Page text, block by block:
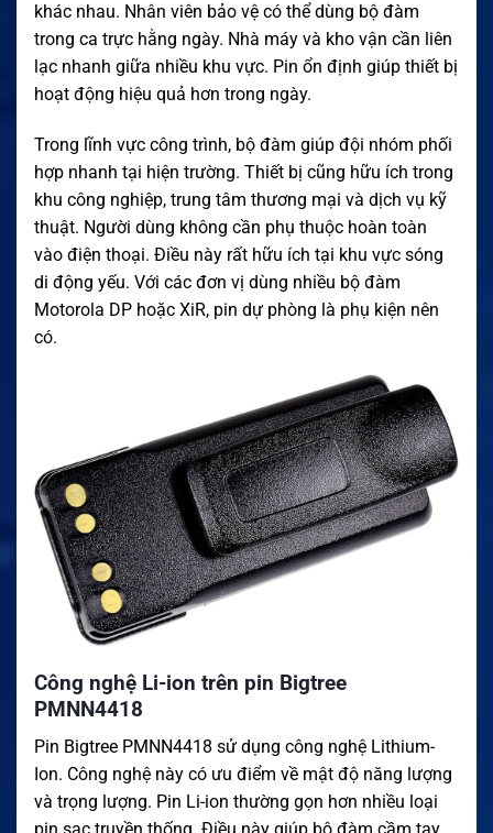
khác nhau. Nhân viên bảo vệ có thể dùng bộ đàm
trong ca trực hằng ngày. Nhà máy và kho vận cần liên
lạc nhanh giữa nhiều khu vực. Pin ổn định giúp thiết bị
hoạt động hiệu quả hơn trong ngày.
Trong lĩnh vực công trình, bộ đàm giúp đội nhóm phối
hợp nhanh tại hiện trường. Thiết bị cũng hữu ích trong
khu công nghiệp, trung tâm thương mại và dịch vụ kỹ
thuật. Người dùng không cần phụ thuộc hoàn toàn
vào điện thoại. Điều này rất hữu ích tại khu vực sóng
di động yếu. Với các đơn vị dùng nhiều bộ đàm
Motorola DP hoặc XiR, pin dự phòng là phụ kiện nên
có.
Công nghệ Li-ion trên pin Bigtree
PMNN4418
Pin Bigtree PMNN4418 sử dụng công nghệ Lithium-
Ion. Công nghệ này có ưu điểm về mật độ năng lượng
và trọng lượng. Pin Li-ion thường gọn hơn nhiều loại